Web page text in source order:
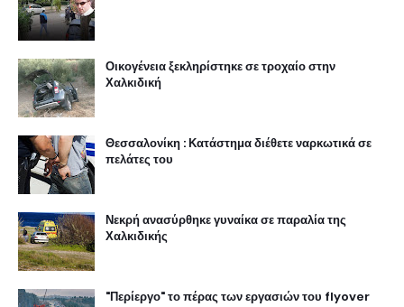
Οικογένεια ξεκληρίστηκε σε τροχαίο στην
Χαλκιδική
Θεσσαλονίκη : Κατάστημα διέθετε ναρκωτικά σε
πελάτες του
Νεκρή ανασύρθηκε γυναίκα σε παραλία της
Χαλκιδικής
"Περίεργο" το πέρας των εργασιών του flyover